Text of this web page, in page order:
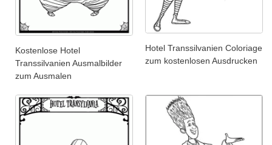
Kostenlose Hotel
Transsilvanien Ausmalbilder
zum Ausmalen
Hotel Transsilvanien Coloriage
zum kostenlosen Ausdrucken